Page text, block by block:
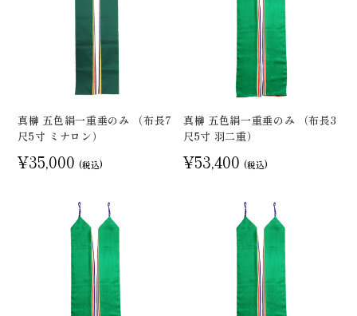
真榊 五色絹一重垂のみ （布長7
尺5寸 ミナロン）
¥35,000 (税込)
真榊 五色絹一重垂のみ （布長3
尺5寸 羽二重）
¥53,400 (税込)